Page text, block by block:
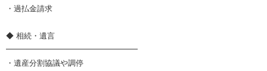
・過払金請求
◆ 相続・遺言
━━━━━━━━━━━━━━━━━
・遺産分割協議や調停